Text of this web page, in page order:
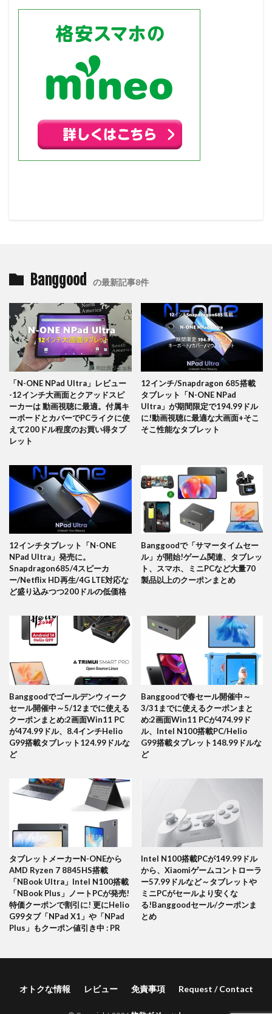
Banggood の最新記事8件
「N-ONE NPad Ultra」レビュー
-12インチ大画面とクアッドスピ
ーカーは 動画視聴に最適。付属キ
ーボードとカバーでPCライクに使
えて200ドル程度のお買い得タブ
レット
12インチ/Snapdragon 685搭載
タブレット「N-ONE NPad
Ultra」が期間限定で194.99ドル
に!動画視聴に最適な大画面+そこ
そこ性能なタブレット
12インチタブレット「N-ONE
NPad Ultra」発売に。
Snapdragon685/4スピーカ
ー/Netflix HD再生/4G LTE対応な
ど盛り込みつつ200ドルの低価格
Banggoodで「サマータイムセー
ル」が開始!ゲーム関連、タブレッ
ト、スマホ、ミニPCなど大量70
製品以上のクーポンまとめ
Banggoodでゴールデンウィーク
セール開催中～5/12までに使える
クーポンまとめ:2画面Win11 PC
が474.99ドル、8.4インチHelio
G99搭載タブレット124.99ドルな
ど
Banggoodで春セール開催中～
3/31までに使えるクーポンまと
め:2画面Win11 PCが474.99ド
ル、Intel N100搭載PC/Helio
G99搭載タブレット148.99ドルな
ど
タブレットメーカーN-ONEから
AMD Ryzen 7 8845HS搭載
「NBook Ultra」Intel N100搭載
「NBook Plus」ノートPCが発売!
特価クーポンで割引に! 更にHelio
G99タブ「NPad X1」や「NPad
Plus」もクーポン値引き中 : PR
Intel N100搭載PCが149.99ドル
から、Xiaomiゲームコントローラ
ー57.99ドルなど～タブレットや
ミニPCがセールより安くな
る!Banggoodセール/クーポンま
とめ
オトクな情報 レビュー 免責事項 Request / Contact